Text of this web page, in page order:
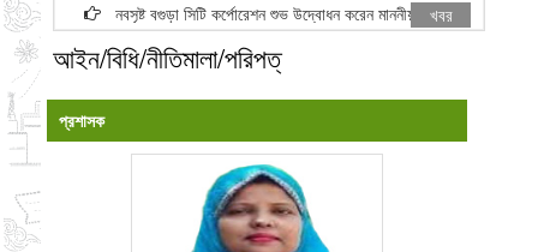
নবসৃষ্ট বগুড়া সিটি কর্পোরেশন শুভ উদ্বোধন করেন মাননীয় প্রধানমন্ত্রী জনাব তারেক
খবর
আইন/বিধি/নীতিমালা/পরিপত্
প্রশাসক